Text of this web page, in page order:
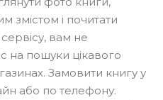
змістом і почитати
вам не
на пошуки цікавого
Замовити книгу у
або по телефону.